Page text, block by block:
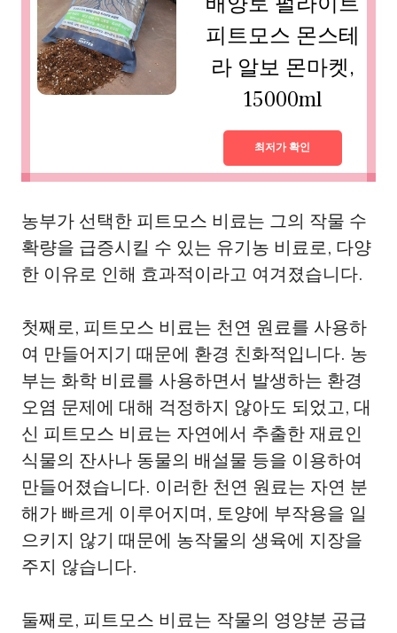
피트모스 몬스테
라 알보 몬마켓,
15000ml
최저가 확인
농부가 선택한 피트모스 비료는 그의 작물 수
확량을 급증시킬 수 있는 유기농 비료로, 다양
한 이유로 인해 효과적이라고 여겨졌습니다.
첫째로, 피트모스 비료는 천연 원료를 사용하
여 만들어지기 때문에 환경 친화적입니다. 농
부는 화학 비료를 사용하면서 발생하는 환경
오염 문제에 대해 걱정하지 않아도 되었고, 대
신 피트모스 비료는 자연에서 추출한 재료인
식물의 잔사나 동물의 배설물 등을 이용하여
만들어졌습니다. 이러한 천연 원료는 자연 분
해가 빠르게 이루어지며, 토양에 부작용을 일
으키지 않기 때문에 농작물의 생육에 지장을
주지 않습니다.
둘째로, 피트모스 비료는 작물의 영양분 공급